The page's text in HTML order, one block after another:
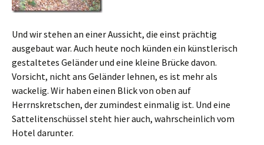
Und wir stehen an einer Aussicht, die einst prächtig
ausgebaut war. Auch heute noch künden ein künstlerisch
gestaltetes Geländer und eine kleine Brücke davon.
Vorsicht, nicht ans Geländer lehnen, es ist mehr als
wackelig. Wir haben einen Blick von oben auf
Herrnskretschen, der zumindest einmalig ist. Und eine
Sattelitenschüssel steht hier auch, wahrscheinlich vom
Hotel darunter.